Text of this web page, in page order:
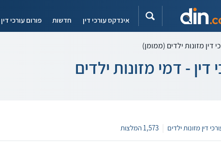
אינדקס עורכי דין חדשות פורום עורכי דין
דין מזונות ילדים (ממומן)
- דמי מזונות ילדים
1,573 המלצות